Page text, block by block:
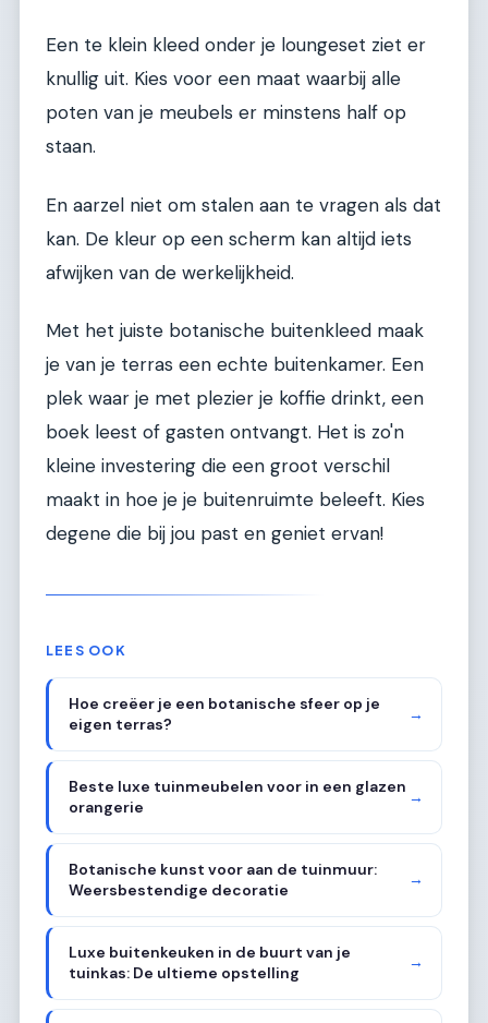
Een te klein kleed onder je loungeset ziet er
knullig uit. Kies voor een maat waarbij alle
poten van je meubels er minstens half op
staan.
En aarzel niet om stalen aan te vragen als dat
kan. De kleur op een scherm kan altijd iets
afwijken van de werkelijkheid.
Met het juiste botanische buitenkleed maak
je van je terras een echte buitenkamer. Een
plek waar je met plezier je koffie drinkt, een
boek leest of gasten ontvangt. Het is zo'n
kleine investering die een groot verschil
maakt in hoe je je buitenruimte beleeft. Kies
degene die bij jou past en geniet ervan!
LEES OOK
Hoe creëer je een botanische sfeer op je
eigen terras?
→
Beste luxe tuinmeubelen voor in een glazen
orangerie
→
Botanische kunst voor aan de tuinmuur:
Weersbestendige decoratie
→
Luxe buitenkeuken in de buurt van je
tuinkas: De ultieme opstelling
→